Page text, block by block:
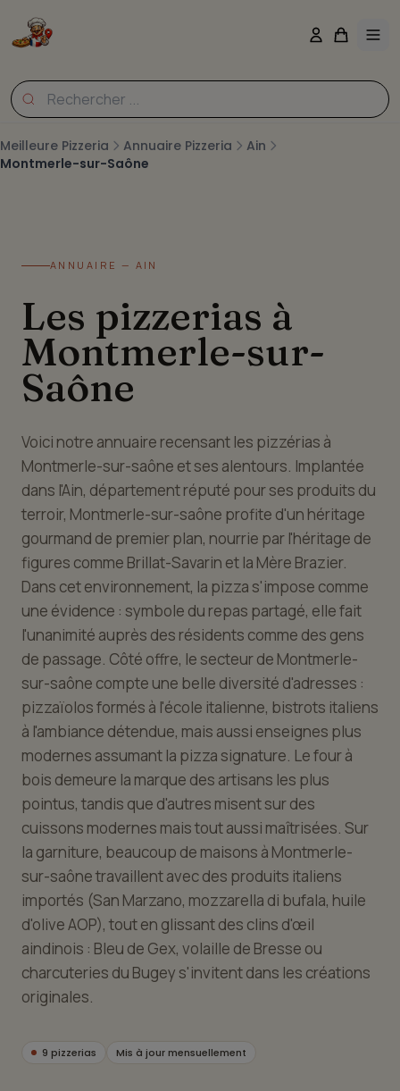
Meilleure Pizzeria Annuaire Pizzeria
Ain
Montmerle-sur-Saône
ANNUAIRE — AIN
Les pizzerias à
Montmerle-sur-
Saône
Voici notre annuaire recensant les pizzérias à
Montmerle-sur-saône et ses alentours. Implantée
dans l'Ain, département réputé pour ses produits du
terroir, Montmerle-sur-saône profite d'un héritage
gourmand de premier plan, nourrie par l'héritage de
figures comme Brillat-Savarin et la Mère Brazier.
Dans cet environnement, la pizza s'impose comme
une évidence : symbole du repas partagé, elle fait
l'unanimité auprès des résidents comme des gens
de passage. Côté offre, le secteur de Montmerle-
sur-saône compte une belle diversité d'adresses :
pizzaïolos formés à l'école italienne, bistrots italiens
à l'ambiance détendue, mais aussi enseignes plus
modernes assumant la pizza signature. Le four à
bois demeure la marque des artisans les plus
pointus, tandis que d'autres misent sur des
cuissons modernes mais tout aussi maîtrisées. Sur
la garniture, beaucoup de maisons à Montmerle-
sur-saône travaillent avec des produits italiens
importés (San Marzano, mozzarella di bufala, huile
d'olive AOP), tout en glissant des clins d'œil
aindinois : Bleu de Gex, volaille de Bresse ou
charcuteries du Bugey s'invitent dans les créations
originales.
9 pizzerias Mis à jour mensuellement